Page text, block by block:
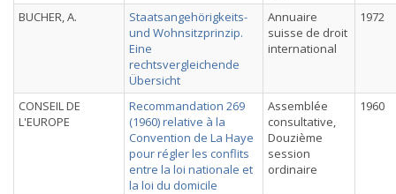
BUCHER, A.
Staatsangehörigkeits-
und Wohnsitzprinzip.
Eine
rechtsvergleichende
Übersicht
Annuaire
suisse de droit
international
1972
CONSEIL DE
L'EUROPE
Recommandation 269
(1960) relative à la
Convention de La Haye
pour régler les conflits
entre la loi nationale et
la loi du domicile
Assemblée
consultative,
Douzième
session
ordinaire
1960